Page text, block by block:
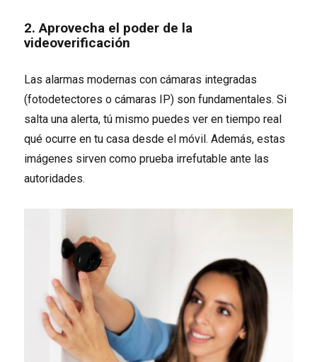
2. Aprovecha el poder de la
videoverificación
Las alarmas modernas con cámaras integradas
(fotodetectores o cámaras IP) son fundamentales. Si
salta una alerta, tú mismo puedes ver en tiempo real
qué ocurre en tu casa desde el móvil. Además, estas
imágenes sirven como prueba irrefutable ante las
autoridades.